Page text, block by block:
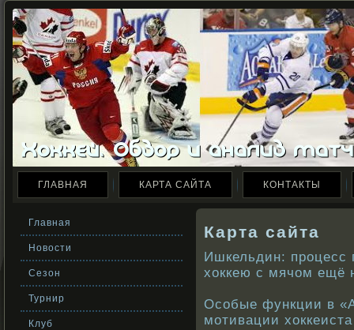
ГЛАВНАЯ КАРТА САЙТА КОНТАКТЫ
Главная
Новости
Сезон
Турнир
Клуб
Карта сайта
Ишкельдин: процесс
хоккею с мячом ещё
Особые функции в
мотивации